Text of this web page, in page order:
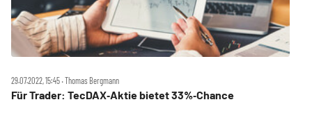
29.07.2022, 15:45 ‧ Thomas Bergmann
Für Trader: TecDAX‑Aktie bietet 33%‑Chance